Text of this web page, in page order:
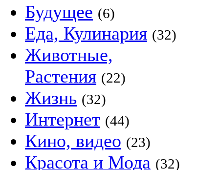
Будущее (6)
Еда, Кулинария (32)
Животные,
Растения (22)
Жизнь (32)
Интернет (44)
Кино, видео (23)
Красота и Мода (32)